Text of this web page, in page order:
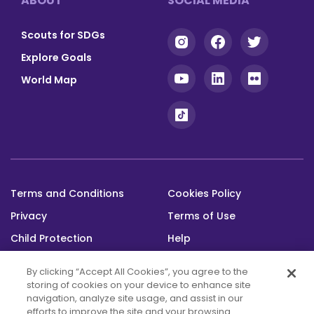
Scouts for SDGs
Explore Goals
World Map
Footer
bottom
Terms and Conditions
Cookies Policy
Privacy
Terms of Use
Child Protection
Help
By clicking “Accept All Cookies”, you agree to the
storing of cookies on your device to enhance site
navigation, analyze site usage, and assist in our